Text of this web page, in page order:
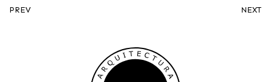
PREV NEXT
Instagram
Facebook
LinkedIn
Mail